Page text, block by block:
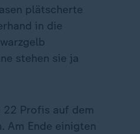
plätscherte
in die
stehen sie ja
Profis auf dem
Am Ende einigten